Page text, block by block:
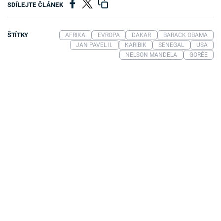
SDÍLEJTE ČLÁNEK
ŠTÍTKY AFRIKA EVROPA DAKAR
BARACK OBAMA
JAN PAVEL II.
KARIBIK SENEGAL
USA
NELSON MANDELA
GORÉE